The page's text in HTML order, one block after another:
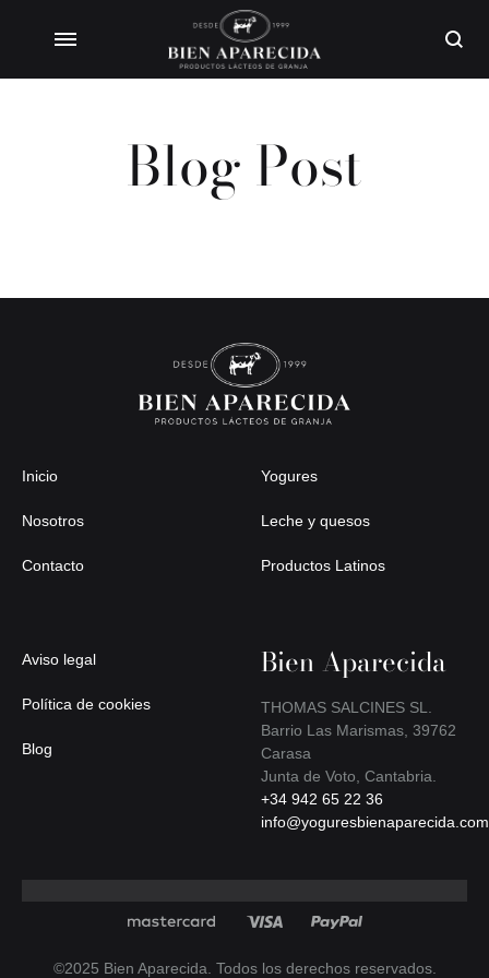
Blog Post
Inicio
Nosotros
Contacto
Yogures
Leche y quesos
Productos Latinos
Aviso legal
Política de cookies
Blog
Bien Aparecida
THOMAS SALCINES SL.
Barrio Las Marismas, 39762
Carasa
Junta de Voto, Cantabria.
+34 942 65 22 36
info@yoguresbienaparecida.com
©2025 Bien Aparecida. Todos los derechos reservados.